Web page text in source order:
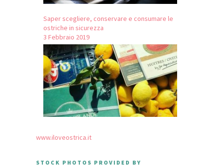
Saper scegliere, conservare e consumare le
ostriche in sicurezza
3 Febbraio 2019
www.iloveostrica.it
STOCK PHOTOS PROVIDED BY